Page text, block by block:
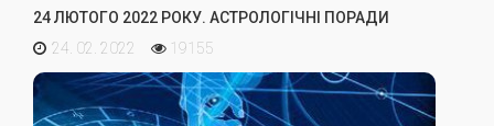
24 ЛЮТОГО 2022 РОКУ. АСТРОЛОГІЧНІ ПОРАДИ
24. 02. 2022
19155